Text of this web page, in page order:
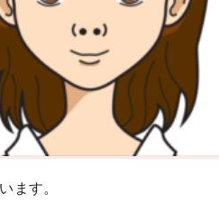
ます。